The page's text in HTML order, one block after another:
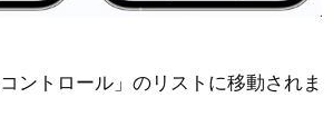
ントロール」のリストに移動されま